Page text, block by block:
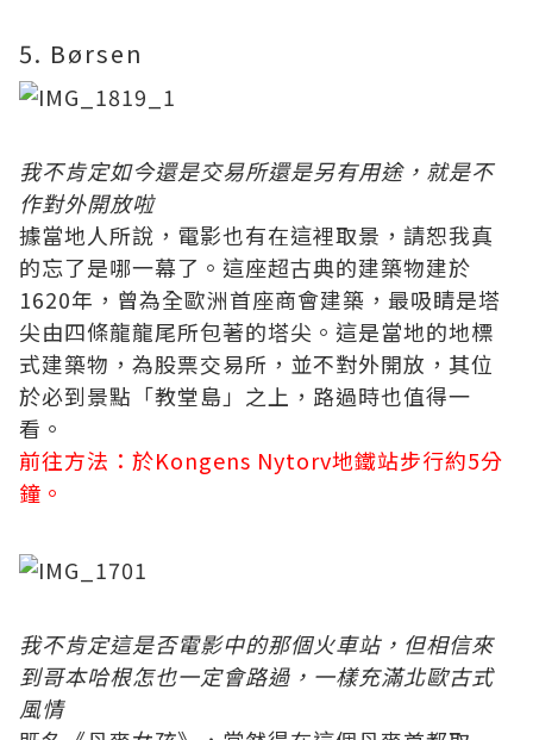
5. Børsen
我不肯定如今還是交易所還是另有用途，就是不
作對外開放啦
據當地人所說，電影也有在這裡取景，請恕我真
的忘了是哪一幕了。這座超古典的建築物建於
1620年，曾為全歐洲首座商會建築，最吸睛是塔
尖由四條龍龍尾所包著的塔尖。這是當地的地標
式建築物，為股票交易所，並不對外開放，其位
於必到景點「教堂島」之上，路過時也值得一
看。
前往方法：於Kongens Nytorv地鐵站步行約5分
鐘。
我不肯定這是否電影中的那個火車站，但相信來
到哥本哈根怎也一定會路過，一樣充滿北歐古式
風情